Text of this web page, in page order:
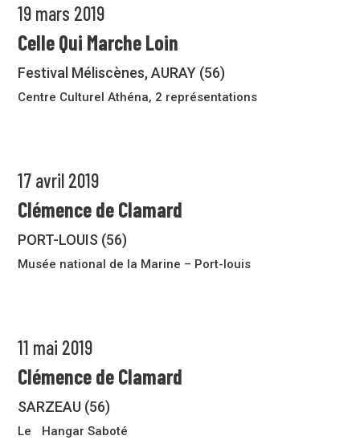
19 mars 2019
Celle Qui Marche Loin
Festival Méliscènes, AURAY (56)
Centre Culturel Athéna, 2 représentations
17 avril 2019
Clémence de Clamard
PORT-LOUIS (56)
Musée national de la Marine – Port-louis
11 mai 2019
Clémence de Clamard
SARZEAU (56)
Le Hangar Saboté